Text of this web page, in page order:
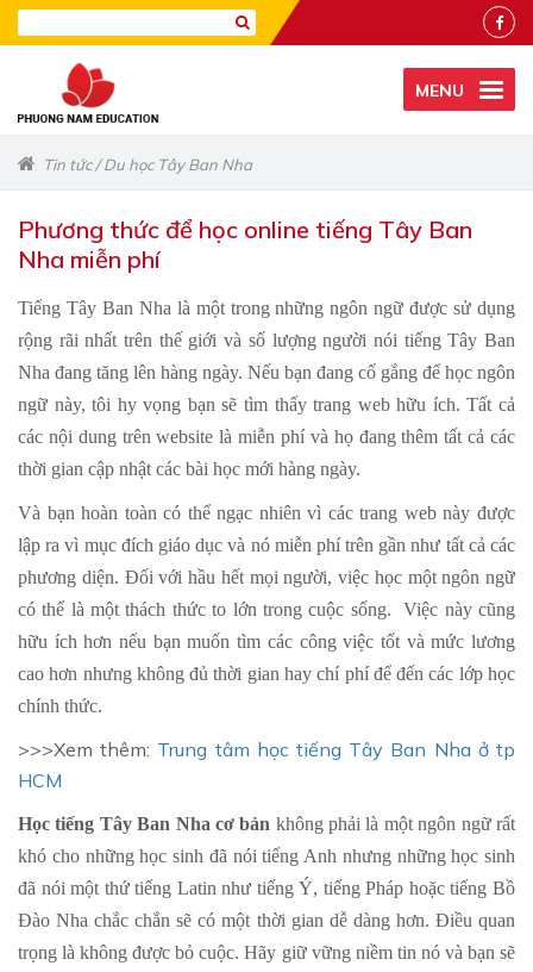
MENU
Tin tức/Du học Tây Ban Nha
Phương thức để học online tiếng Tây Ban
Nha miễn phí
Tiếng Tây Ban Nha là một trong những ngôn ngữ được sử dụng
rộng rãi nhất trên thế giới và số lượng người nói tiếng Tây Ban
Nha đang tăng lên hàng ngày. Nếu bạn đang cố gắng để học ngôn
ngữ này, tôi hy vọng bạn sẽ tìm thấy trang web hữu ích. Tất cả
các nội dung trên website là miễn phí và họ đang thêm tất cả các
thời gian cập nhật các bài học mới hàng ngày.
Và bạn hoàn toàn có thể ngạc nhiên vì các trang web này được
lập ra vì mục đích giáo dục và nó miễn phí trên gần như tất cả các
phương diện. Đối với hầu hết mọi người, việc học một ngôn ngữ
có thể là một thách thức to lớn trong cuộc sống. Việc này cũng
hữu ích hơn nếu bạn muốn tìm các công việc tốt và mức lương
cao hơn nhưng không đủ thời gian hay chí phí để đến các lớp học
chính thức.
>>>Xem thêm: Trung tâm học tiếng Tây Ban Nha ở tp
HCM
Học tiếng Tây Ban Nha cơ bản không phải là một ngôn ngữ rất
khó cho những học sinh đã nói tiếng Anh nhưng những học sinh
đã nói một thứ tiếng Latin như tiếng Ý, tiếng Pháp hoặc tiếng Bồ
Đào Nha chắc chắn sẽ có một thời gian dễ dàng hơn. Điều quan
trọng là không được bỏ cuộc. Hãy giữ vững niềm tin nó và bạn sẽ